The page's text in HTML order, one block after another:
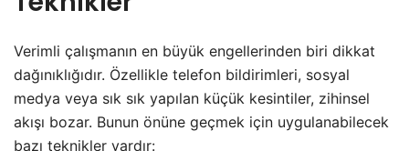
Verimli çalışmanın en büyük engellerinden biri dikkat
dağınıklığıdır. Özellikle telefon bildirimleri, sosyal
medya veya sık sık yapılan küçük kesintiler, zihinsel
akışı bozar. Bunun önüne geçmek için uygulanabilecek
bazı teknikler vardır: